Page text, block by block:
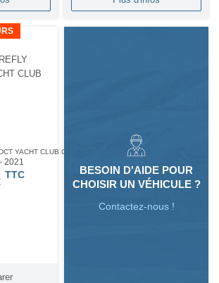
YACHT CLUB CAPRI
- 2021
TTC
BESOIN D'AIDE POUR
CHOISIR UN VÉHICULE ?
Contactez-nous !